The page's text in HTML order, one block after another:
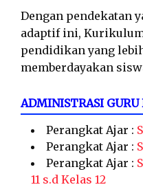
Dengan pendekatan
adaptif ini,
pendidikan yang
memberdayakan
ADMINISTRASI
Perangkat Ajar :
Perangkat Ajar :
Perangkat Ajar :
11 s.d Kelas 12